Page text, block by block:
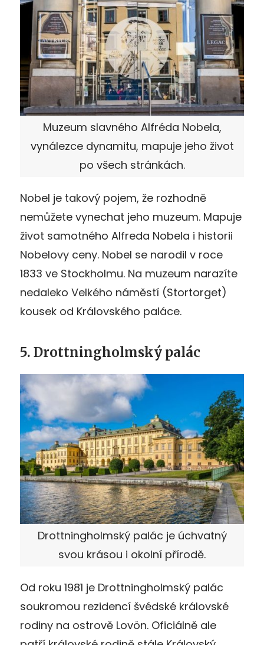
Muzeum slavného Alfréda Nobela,
vynálezce dynamitu, mapuje jeho život
po všech stránkách.
Nobel je takový pojem, že rozhodně
nemůžete vynechat jeho muzeum. Mapuje
život samotného Alfreda Nobela i historii
Nobelovy ceny. Nobel se narodil v roce
1833 ve Stockholmu. Na muzeum narazíte
nedaleko Velkého náměstí (Stortorget)
kousek od Královského paláce.
5. Drottningholmský palác
Drottningholmský palác je úchvatný
svou krásou i okolní přírodě.
Od roku 1981 je Drottningholmský palác
soukromou rezidencí švédské královské
rodiny na ostrově Lovön. Oficiálně ale